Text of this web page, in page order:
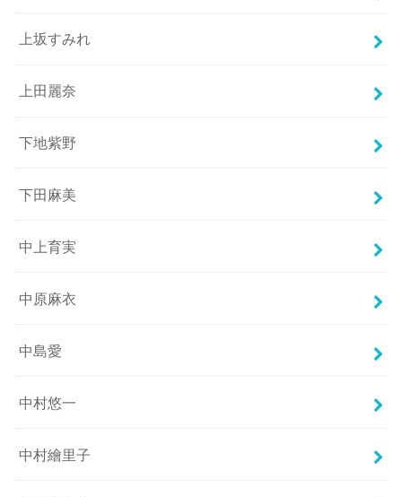
上坂すみれ
上田麗奈
下地紫野
下田麻美
中上育実
中原麻衣
中島愛
中村悠一
中村繪里子